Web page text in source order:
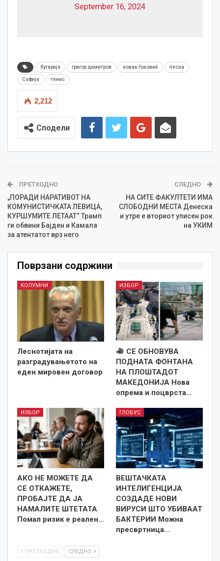
September 16, 2024
бугарија григор димитров новак ѓоковиќ песна
Софија тенис
2,212
Сподели
ПРЕТХОДНО
„ПОРАДИ НАРАТИВОТ НА
КОМУНИСТИЧКАТА ЛЕВИЦА,
КУРШУМИТЕ ЛЕТААТ“ Трамп
ги обвини Бајден и Камала
за атентатот врз него
СЛЕДНО
НА СИТЕ ФАКУЛТЕТИ ИМА
СЛОБОДНИ МЕСТА Денеска
и утре е вториот уписен рок
на УКИМ
Поврзани содржини
КОЛУМНИ
Леснотијата на
разградувањетото на
еден мировен договор
ИЗБОР
СЕ ОБНОВУВА
ПОДНАТА ФОНТАНА
НА ПЛОШТАДОТ
МАКЕДОНИЈА Нова
опрема и поцврста…
ИЗБОР
АКО НЕ МОЖЕТЕ ДА
СЕ ОТКАЖЕТЕ,
ПРОБАЈТЕ ДА ЈА
НАМАЛИТЕ ШТЕТАТА
Помал ризик е реален…
ГЛОБУС
ВЕШТАЧКАТА
ИНТЕЛИГЕНЦИЈА
СОЗДАДЕ НОВИ
ВИРУСИ ШТО УБИВААТ
БАКТЕРИИ Можна
пресвртница…
ПРЕТХОДНО СЛЕДНО